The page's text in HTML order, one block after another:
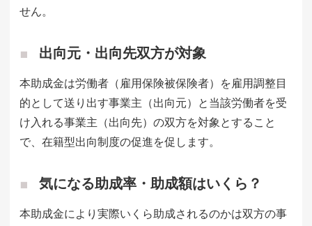
せん。
出向元・出向先双方が対象
本助成金は労働者（雇用保険被保険者）を雇用調整目
的として送り出す事業主（出向元）と当該労働者を受
け入れる事業主（出向先）の双方を対象とすること
で、在籍型出向制度の促進を促します。
気になる助成率・助成額はいくら？
本助成金により実際いくら助成されるのかは双方の事